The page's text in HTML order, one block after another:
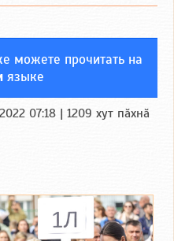
можете прочитать на
языке
07:18 | 1209 хут пӑхнӑ